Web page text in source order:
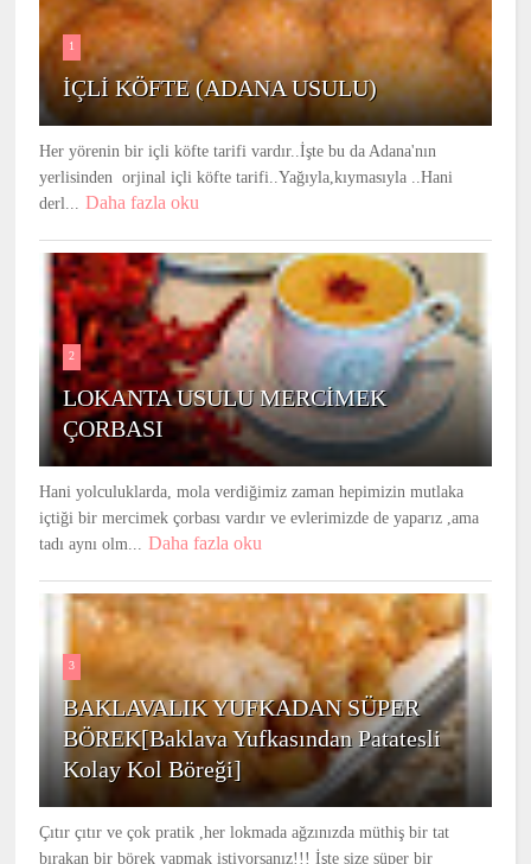
1
İÇLİ KÖFTE (ADANA USULU)
Her yörenin bir içli köfte tarifi vardır..İşte bu da Adana'nın
yerlisinden orjinal içli köfte tarifi..Yağıyla,kıymasıyla ..Hani
derl... Daha fazla oku
2
LOKANTA USULU MERCİMEK
ÇORBASI
Hani yolculuklarda, mola verdiğimiz zaman hepimizin mutlaka
içtiği bir mercimek çorbası vardır ve evlerimizde de yaparız ,ama
tadı aynı olm... Daha fazla oku
3
BAKLAVALIK YUFKADAN SÜPER
BÖREK[Baklava Yufkasından Patatesli
Kolay Kol Böreği]
Çıtır çıtır ve çok pratik ,her lokmada ağzınızda müthiş bir tat
bırakan bir börek yapmak istiyorsanız!!! İşte size süper bir